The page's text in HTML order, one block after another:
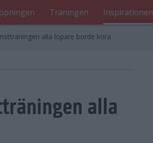
Träningen Inspirationen
alla löpare borde köra
alla